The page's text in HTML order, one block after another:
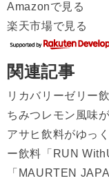
Amazonで見る
楽天市場で見る
関連記事
リカバリーゼリー
ちみつレモン風味
アサヒ飲料がゆっ
ー飲料「RUN
「MAURTEN